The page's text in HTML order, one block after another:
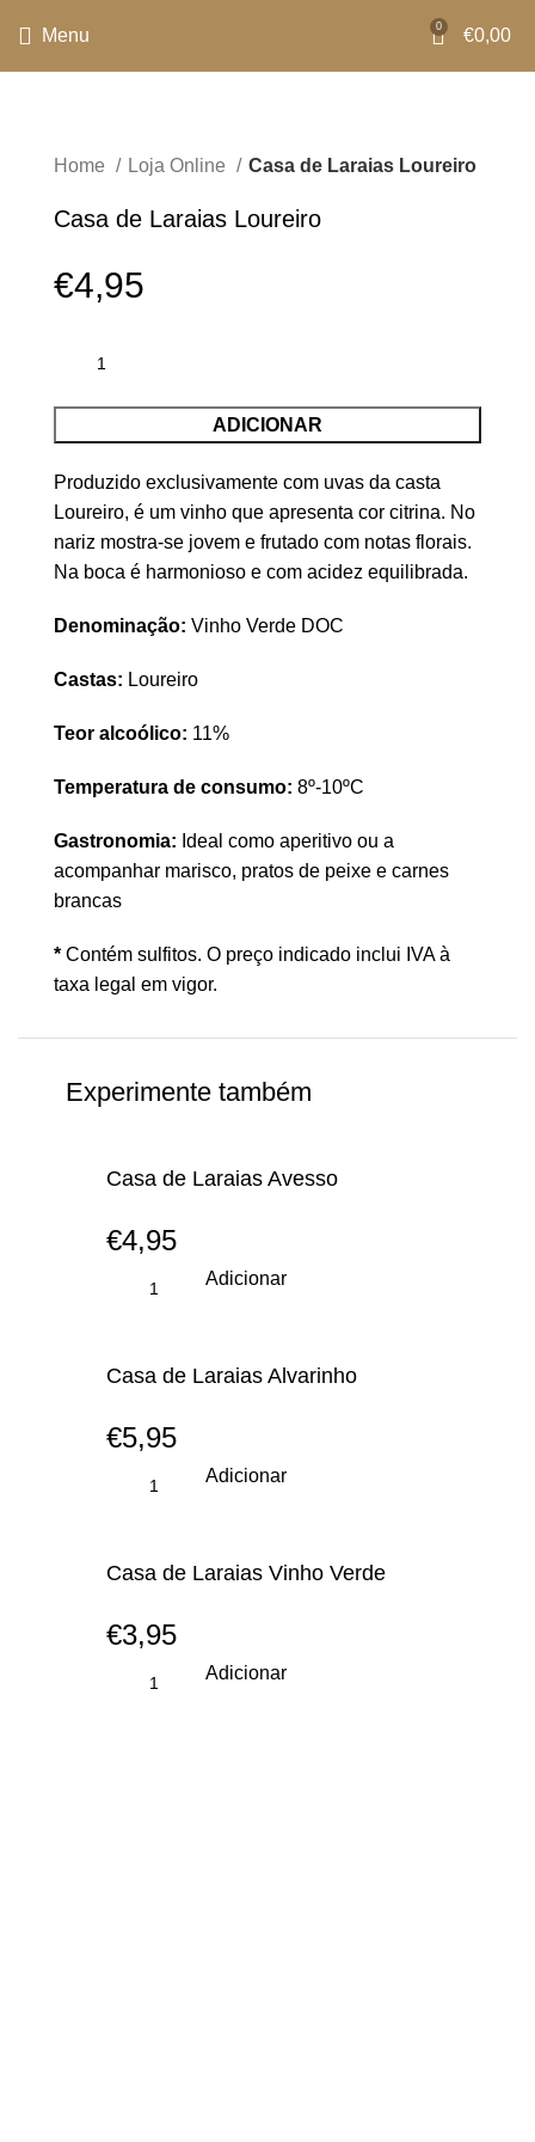
Menu 0 €0,00
Home Loja Online Casa de Laraias Loureiro
Casa de Laraias Loureiro
€4,95
Produzido exclusivamente com uvas da casta
Loureiro, é um vinho que apresenta cor citrina. No
nariz mostra-se jovem e frutado com notas florais.
Na boca é harmonioso e com acidez equilibrada.
Denominação: Vinho Verde DOC
Castas: Loureiro
Teor alcoólico: 11%
Temperatura de consumo: 8º-10ºC
Gastronomia: Ideal como aperitivo ou a
acompanhar marisco, pratos de peixe e carnes
brancas
* Contém sulfitos. O preço indicado inclui IVA à
taxa legal em vigor.
ADICIONAR
Experimente também
Casa de Laraias Avesso
€4,95
Adicionar
Casa de Laraias Alvarinho
€5,95
Adicionar
Casa de Laraias Vinho Verde
€3,95
Adicionar